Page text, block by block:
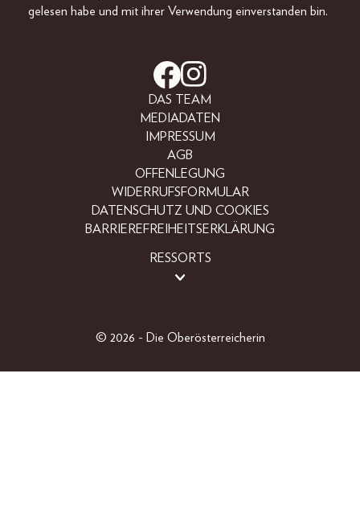
gelesen habe und mit ihrer Verwendung einverstanden bin.
DAS TEAM
MEDIADATEN
IMPRESSUM
AGB
OFFENLEGUNG
WIDERRUFSFORMULAR
DATENSCHUTZ UND COOKIES
BARRIEREFREIHEITSERKLÄRUNG
RESSORTS
© 2026 - Die Oberösterreicherin